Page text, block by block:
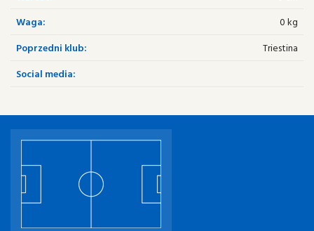
Waga:
0 kg
Poprzedni klub:
Triestina
Social media: